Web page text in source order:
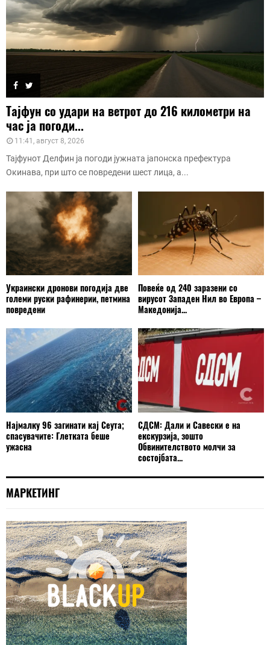
Тајфун со удари на ветрот до 216 километри на
час ја погоди...
11:41, август 8, 2026
Тајфунот Делфин ја погоди јужната јапонска префектура
Окинава, при што се повредени шест лица, а...
Украински дронови погодија две
големи руски рафинерии, петмина
повредени
Повеќе од 240 заразени со
вирусот Западен Нил во Европа –
Македонија...
Најмалку 96 загинати кај Сеута;
спасувачите: Глетката беше
ужасна
СДСМ: Дали и Савески е на
екскурзија, зошто
Обвинителството молчи за
состојбата...
МАРКЕТИНГ